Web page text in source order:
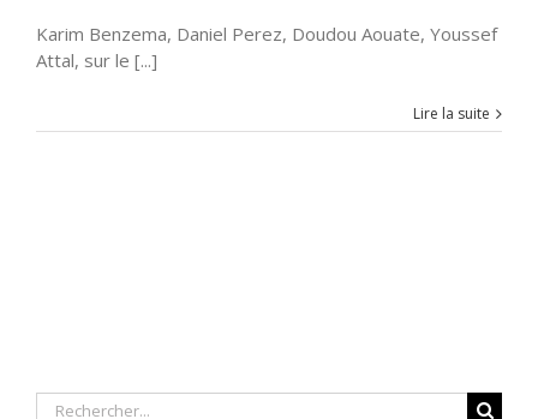
Karim Benzema, Daniel Perez, Doudou Aouate, Youssef
Attal, sur le [...]
Lire la suite
Rechercher: